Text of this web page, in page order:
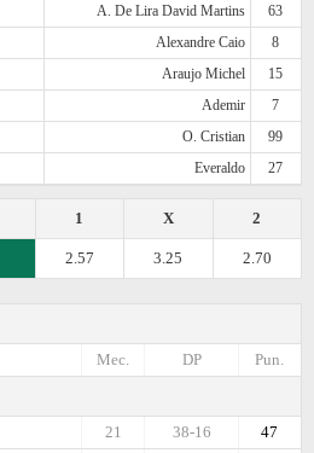
A. De Lira David Martins
63
Alexandre Caio
8
Araujo Michel
15
Ademir
7
O. Cristian
99
Everaldo 27
2
X
1
2.70
3.25
2.57
Pun.
DP
Mec.
47
38-16
21